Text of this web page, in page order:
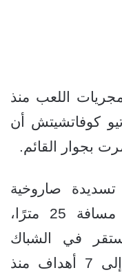
اللعب منذ
كوفاتشيتش أن
بجوار القائم.
صاروخية
للمصري عمر مرموش من مسافة 25 مترًا،
في الشباك
(الدقيقة 14)، ليرفع رصيده إلى 7 أهداف منذ